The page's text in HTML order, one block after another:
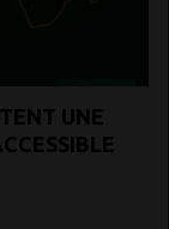
UNE